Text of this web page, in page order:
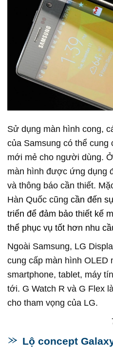
Sử dụng màn hình cong,
của Samsung có thể cung
mới mẻ cho người dùng.
màn hình được ứng dụng
và thông báo cần thiết.
Hàn Quốc cũng cần đến
triển để đảm bảo thiết kế
thể phục vụ tốt hơn nhu
Ngoài Samsung, LG
cung cấp màn hình OLED
smartphone, tablet, máy
tới. G Watch R và G Flex
cho tham vọng của LG.
Lộ concept